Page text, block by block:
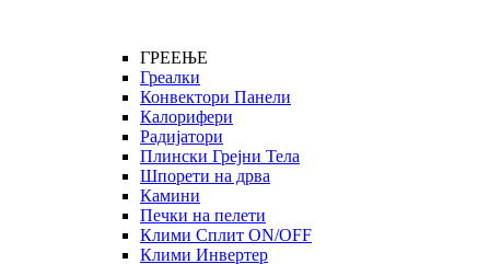
ГРЕЕЊЕ
Греалки
Конвектори Панели
Калорифери
Радијатори
Плински Грејни Тела
Шпорети на дрва
Камини
Печки на пелети
Клими Сплит ON/OFF
Клими Инвертер